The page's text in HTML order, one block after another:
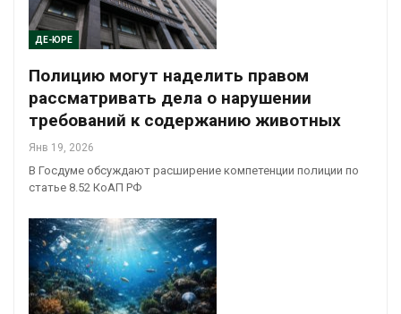
ДЕ-ЮРЕ
Полицию могут наделить правом
рассматривать дела о нарушении
требований к содержанию животных
Янв 19, 2026
В Госдуме обсуждают расширение компетенции полиции по
статье 8.52 КоАП РФ